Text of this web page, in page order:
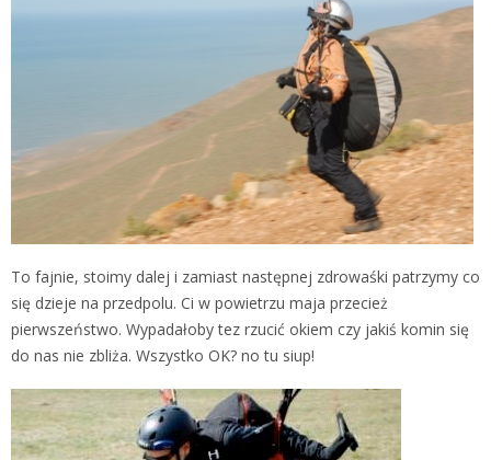
To fajnie, stoimy dalej i zamiast następnej zdrowaśki patrzymy co
się dzieje na przedpolu. Ci w powietrzu maja przecież
pierwszeństwo. Wypadałoby tez rzucić okiem czy jakiś komin się
do nas nie zbliża. Wszystko OK? no tu siup!